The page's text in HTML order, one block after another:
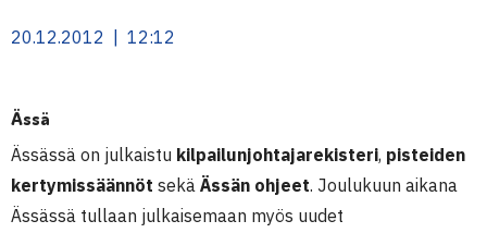
20.12.2012 | 12:12
Ässä
Ässässä on julkaistu kilpailunjohtajarekisteri, pisteiden
kertymissäännöt sekä Ässän ohjeet. Joulukuun aikana
Ässässä tullaan julkaisemaan myös uudet